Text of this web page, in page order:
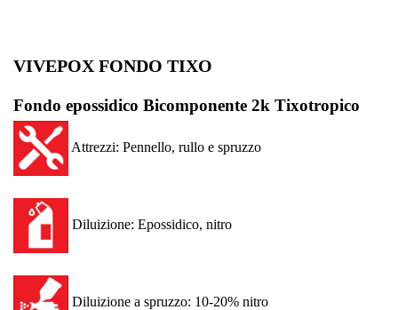
VIVEPOX FONDO TIXO
Fondo epossidico Bicomponente 2k Tixotropico
Attrezzi: Pennello, rullo e spruzzo
Diluizione: Epossidico, nitro
Diluizione a spruzzo: 10-20% nitro